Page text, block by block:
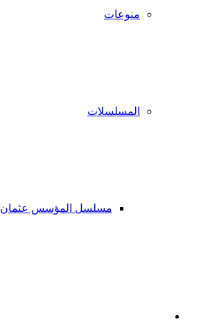
منوعات
المسلسلات
مسلسل المؤسس عثمان